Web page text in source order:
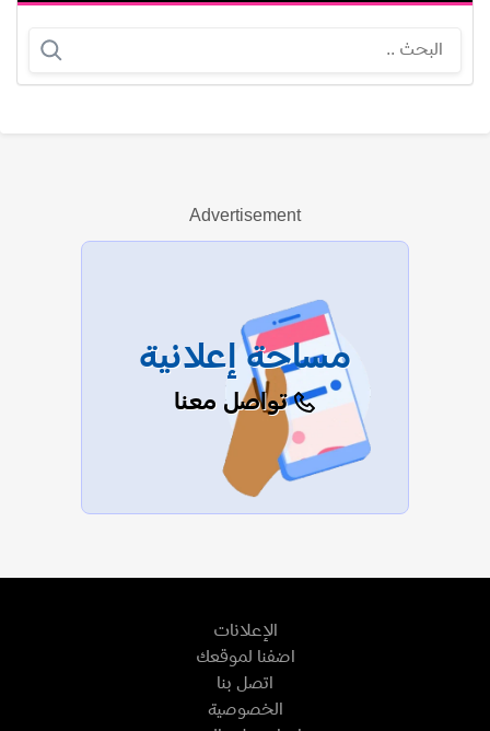
عرض الكل
Advertisement
مساحة إعلانية
تواصل معنا
الإعلانات
اضفنا لموقعك
اتصل بنا
الخصوصية